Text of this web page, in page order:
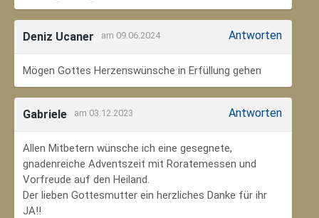
Deniz Ucaner am 09.06.2024 Antworten
Mögen Gottes Herzenswünsche in Erfüllung gehen
Gabriele am 03.12.2023 Antworten
Allen Mitbetern wünsche ich eine gesegnete,
gnadenreiche Adventszeit mit Roratemessen und
Vorfreude auf den Heiland.
Der lieben Gottesmutter ein herzliches Danke für ihr
JA!!